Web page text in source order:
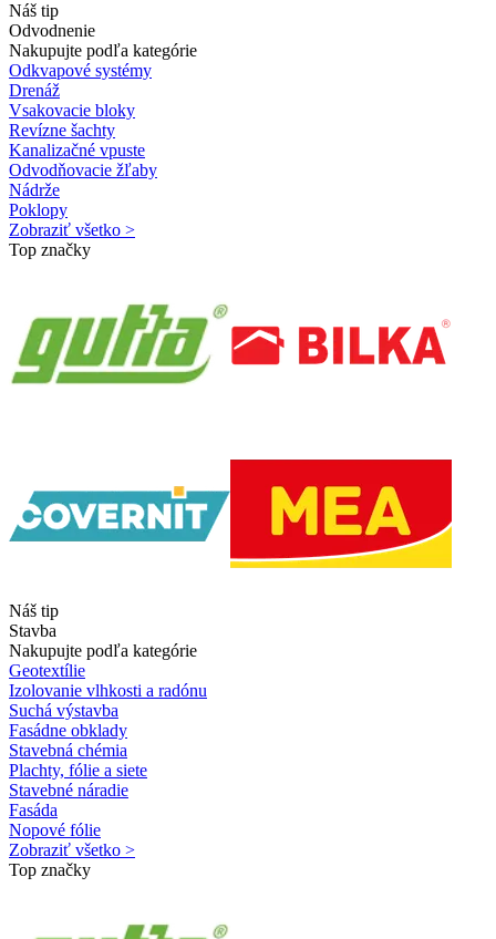
Náš tip
Odvodnenie
Nakupujte podľa kategórie
Odkvapové systémy
Drenáž
Vsakovacie bloky
Revízne šachty
Kanalizačné vpuste
Odvodňovacie žľaby
Nádrže
Poklopy
Zobraziť všetko >
Top značky
Náš tip
Stavba
Nakupujte podľa kategórie
Geotextílie
Izolovanie vlhkosti a radónu
Suchá výstavba
Fasádne obklady
Stavebná chémia
Plachty, fólie a siete
Stavebné náradie
Fasáda
Nopové fólie
Zobraziť všetko >
Top značky